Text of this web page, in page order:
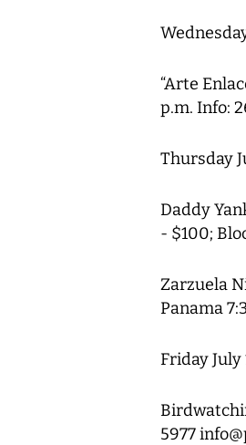
“Arte
p.m. Info:
Thursday
Daddy
- $100;
Zarzuela
Panama
Friday July
5977